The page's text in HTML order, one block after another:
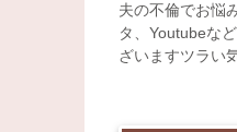
夫の不倫でお悩
タ、Youtubeな
ざいますツラい